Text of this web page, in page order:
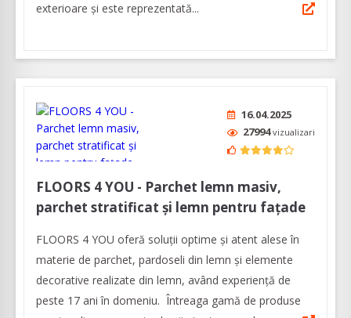
exterioare și este reprezentată...
16.04.2025
27994vizualizari
FLOORS 4 YOU - Parchet lemn masiv,
parchet stratificat și lemn pentru fațade
FLOORS 4 YOU oferă soluții optime și atent alese în
materie de parchet, pardoseli din lemn şi elemente
decorative realizate din lemn, având experienţă de
peste 17 ani în domeniu. Întreaga gamă de produse